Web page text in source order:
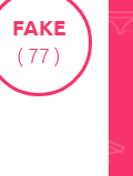
FAKE
( 77 )